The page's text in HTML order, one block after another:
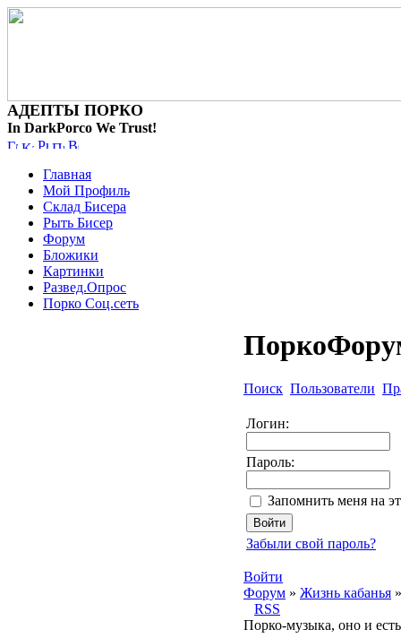
АДЕПТЫ ПОРКО
In DarkPorco We Trust!
Главная
Мой Профиль
Склад Бисера
Рыть Бисер
Форум
Бложики
Картинки
Развед.Опрос
Порко Соц.сеть
Поиск Пользователи
Логин:
Пароль:
Запомнить меня на
Забыли свой пароль?
Войти
Форум » Жизнь кабанья
RSS
Порко-музыка, оно и есть